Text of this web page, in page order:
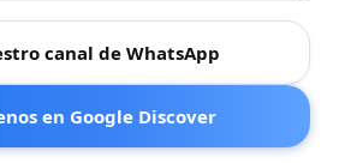
canal de WhatsApp
en Google Discover